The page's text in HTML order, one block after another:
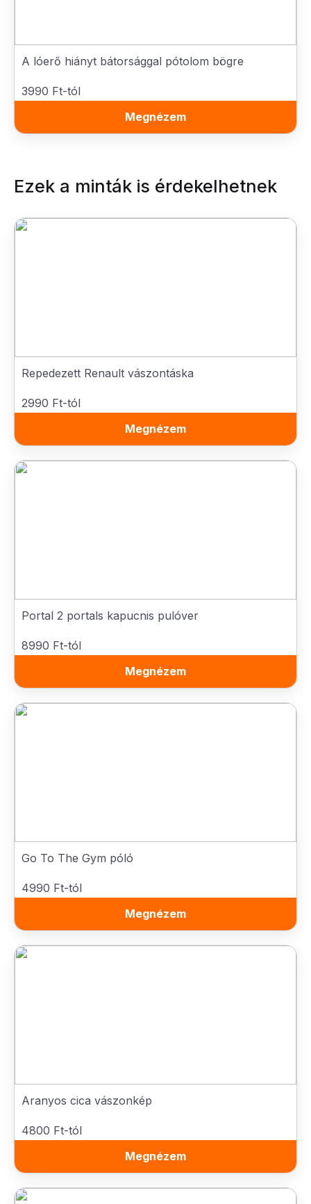
A lóerő hiányt bátorsággal pótolom bögre
3990 Ft-tól
Megnézem
Ezek a minták is érdekelhetnek
Repedezett Renault vászontáska
2990 Ft-tól
Megnézem
Portal 2 portals kapucnis pulóver
8990 Ft-tól
Megnézem
Go To The Gym póló
4990 Ft-tól
Megnézem
Aranyos cica vászonkép
4800 Ft-tól
Megnézem